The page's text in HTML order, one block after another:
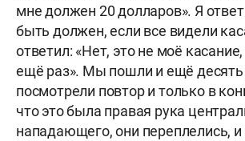
мне должен 20 долларов». Я
быть должен, если все видели
ответил: «Нет, это не моё
ещё раз». Мы пошли и ещё десять
посмотрели повтор и только в
что это была правая рука
нападающего, они переплелись, и